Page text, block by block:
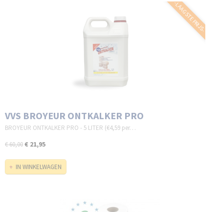
-LAAGSTE PRIJS-
VVS BROYEUR ONTKALKER PRO
BROYEUR ONTKALKER PRO - 5 LITER (€4,59 per…
€ 60,00€ 21,95
IN WINKELWAGEN